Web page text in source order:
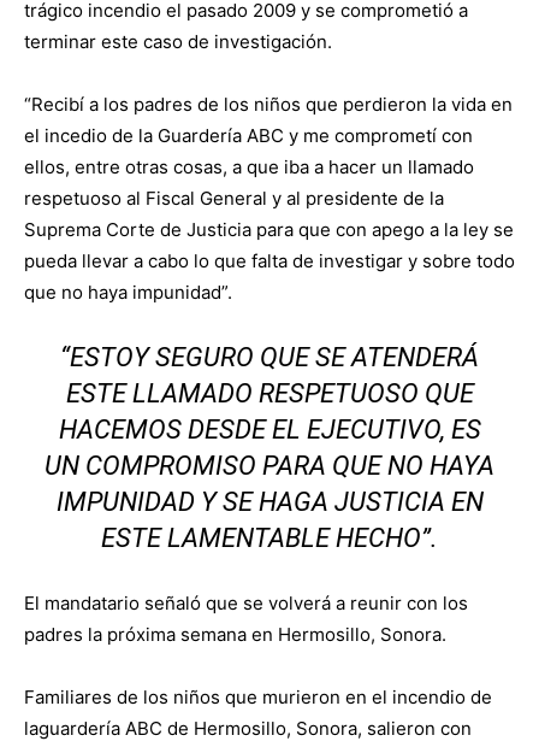
trágico incendio el pasado 2009 y se comprometió a
terminar este caso de investigación.
“Recibí a los padres de los niños que perdieron la vida en
el incedio de la Guardería ABC y me comprometí con
ellos, entre otras cosas, a que iba a hacer un llamado
respetuoso al Fiscal General y al presidente de la
Suprema Corte de Justicia para que con apego a la ley se
pueda llevar a cabo lo que falta de investigar y sobre todo
que no haya impunidad”.
“ESTOY SEGURO QUE SE ATENDERÁ
ESTE LLAMADO RESPETUOSO QUE
HACEMOS DESDE EL EJECUTIVO, ES
UN COMPROMISO PARA QUE NO HAYA
IMPUNIDAD Y SE HAGA JUSTICIA EN
ESTE LAMENTABLE HECHO”.
El mandatario señaló que se volverá a reunir con los
padres la próxima semana en Hermosillo, Sonora.
Familiares de los niños que murieron en el incendio de
laguardería ABC de Hermosillo, Sonora, salieron con